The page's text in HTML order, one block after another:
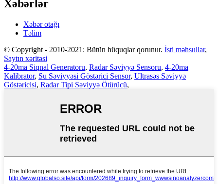
Xəbərlər
Xəbər otağı
Təlim
© Copyright - 2010-2021: Bütün hüquqlar qorunur. İsti məhsullar,
Saytın xəritəsi
4-20ma Siqnal Generatoru, Radar Səviyyə Sensoru, 4-20ma
Kalibrator, Su Səviyyəsi Göstərici Sensor, Ultrasəs Səviyyə
Göstəricisi, Radar Tipi Səviyyə Ötürücü,